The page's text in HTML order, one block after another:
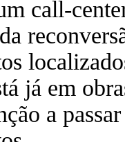
call-
já em
a